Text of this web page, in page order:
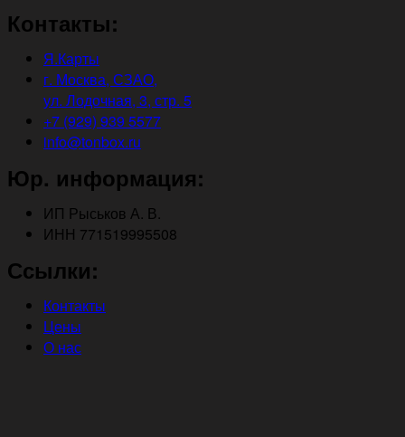
Контакты:
Я.Карты
г. Москва, СЗАО,
ул. Лодочная, 3, стр. 5
+7 (929) 939 5577
info@tonbox.ru
Юр. информация:
ИП Рыськов А. В.
ИНН 771519995508
Ссылки:
Контакты
Цены
О нас